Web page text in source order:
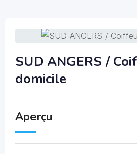
SUD ANGERS /
domicile
Aperçu